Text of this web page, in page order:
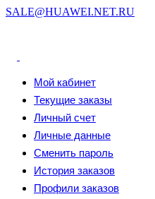
SALE@HUAWEI.NET.RU
Мой кабинет
Текущие заказы
Личный счет
Личные данные
Сменить пароль
История заказов
Профили заказов